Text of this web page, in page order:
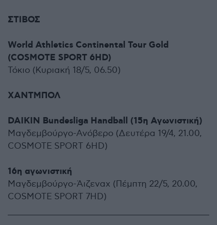
ΣΤΙΒΟΣ
World Athletics Continental Tour Gold
(COSMOTE SPORT 6HD)
Τόκιο (Κυριακή 18/5, 06.50)
ΧΑΝΤΜΠΟΛ
DAIKIN Bundesliga Handball (15η Αγωνιστική)
Μαγδεμβούργο-Ανόβερο (Δευτέρα 19/4, 21.00,
COSMOTE SPORT 6HD)
16η αγωνιστική
Μαγδεμβούργο-Άιζεναχ (Πέμπτη 22/5, 20.00,
COSMOTE SPORT 7HD)